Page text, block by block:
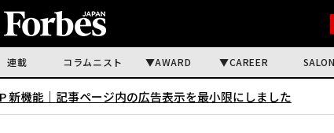
連載 コラムニスト AWARD CAREER SALON
新機能｜ 記事ページ内の広告表示を最小限にしました